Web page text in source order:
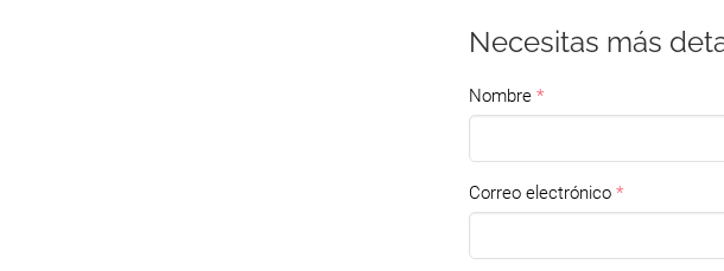
Necesitas más
Nombre
Correo electrónico